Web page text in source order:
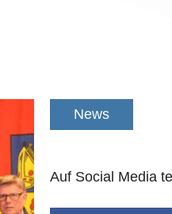
News
Auf Social Media